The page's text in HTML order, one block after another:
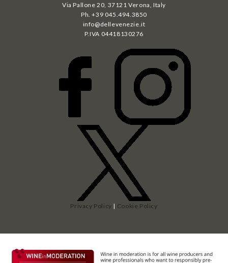
Via Pallone 20, 37121 Verona, Italy
Ph. +39 045.494.3850
info@dellevenezie.it
P.IVA 04418130276
Privacy Policy | Cookie Policy